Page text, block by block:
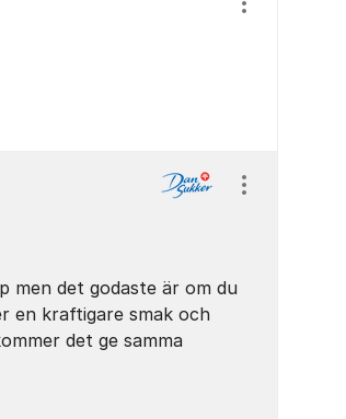
Visa/dölj
men det godaste är om du
en kraftigare smak och
det ge samma
Visa/dölj